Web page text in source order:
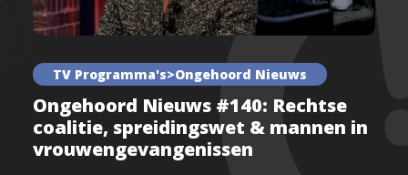
TV Programma's>Ongehoord Nieuws
Ongehoord Nieuws #140: Rechtse
coalitie, spreidingswet & mannen in
vrouwengevangenissen